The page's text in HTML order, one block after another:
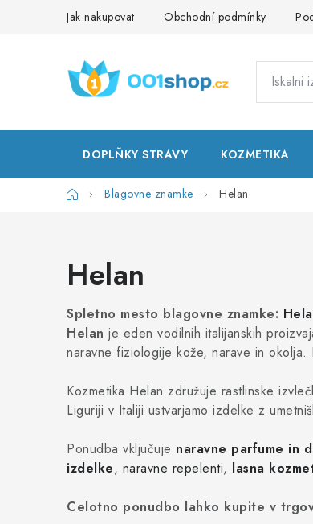
Jak nakupovat Obchodní podmínky
DOPLŇKY STRAVY KOZMETIKA
DomačaBlagovne znamke Helan
Helan
Spletno mesto blagovne znamke:
Helan je eden vodilnih italijanskih
naravne fiziologije kože, narave in
Kozmetika Helan združuje rastlinske
Liguriji v Italiji ustvarjamo izdelke z
Ponudba vključuje naravne parfume in
izdelke, naravne repelenti, lasna
Celotno ponudbo lahko kupite v